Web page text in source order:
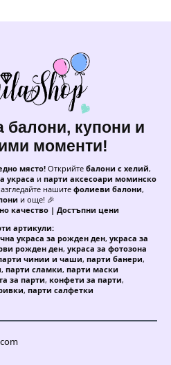
балони, купони и
моменти!
място! Открийте балони с хелий,
украса и парти аксесоари моминско
нашитефолиеви балони,
и още! 🎉
качество | Достъпни цени
артикули:
украса за рожден ден, украса за
рожден ден, украса за фотозона
чинии и чаши, парти банери,
, парти сламки, парти маски
за парти, конфети за парти,
, парти салфетки